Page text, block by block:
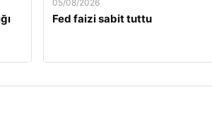
05/08/2026
Fed faizi sabit tuttu